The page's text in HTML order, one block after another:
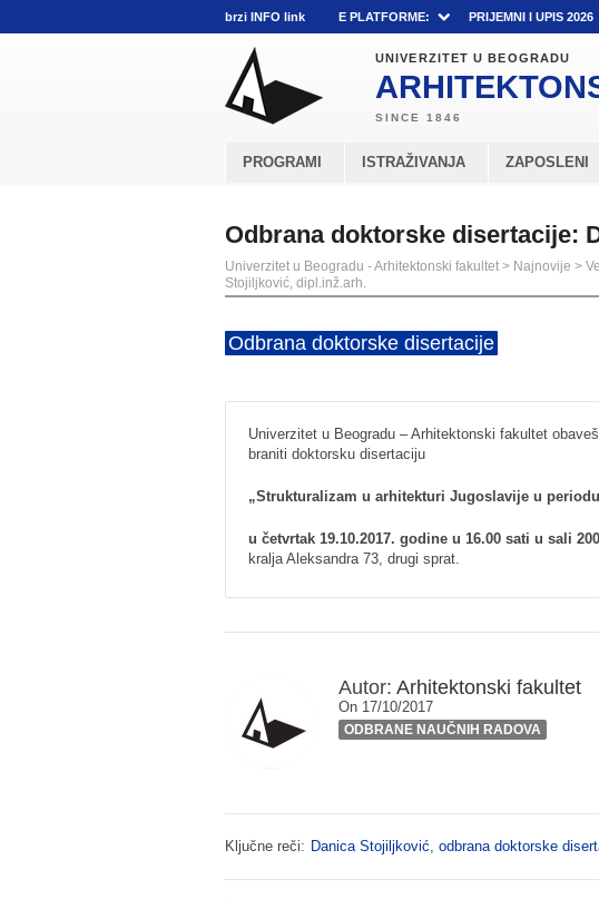
brzi INFO link E PLATFORME: PRIJEMNI I UPIS 2026
UNIVERZITET U BEOGRADU
PROGRAMI ISTRAŽIVANJA ZAPOSLENI
Odbrana doktorske disertacije:
Univerzitet u Beogradu - Arhitektonski fakultet > Najnovije >
Stojiljković, dipl.inž.arh.
Odbrana doktorske disertacije
Univerzitet u Beogradu – Arhitektonski fakultet
braniti doktorsku disertaciju
„Strukturalizam u arhitekturi Jugoslavije u
u četvrtak 19.10.2017. godine u 16.00 sati u sali
kralja Aleksandra 73, drugi sprat.
Autor: Arhitektonski fakultet
On 17/10/2017
ODBRANE NAUČNIH RADOVA
Ključne reči: Danica Stojiljković, odbrana doktorske